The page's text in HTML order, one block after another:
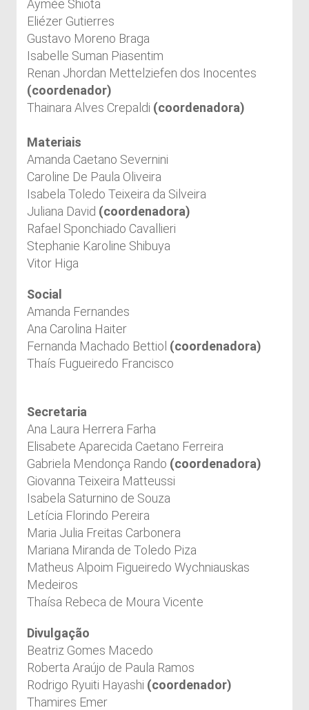
Aymée Shiota
Eliézer Gutierres
Gustavo Moreno Braga
Isabelle Suman Piasentim
Renan Jhordan Mettelziefen dos Inocentes
(coordenador)
Thainara Alves Crepaldi (coordenadora)
Materiais
Amanda Caetano Severnini
Caroline De Paula Oliveira
Isabela Toledo Teixeira da Silveira
Juliana David (coordenadora)
Rafael Sponchiado Cavallieri
Stephanie Karoline Shibuya
Vitor Higa
Social
Amanda Fernandes
Ana Carolina Haiter
Fernanda Machado Bettiol (coordenadora)
Thaís Fugueiredo Francisco
Secretaria
Ana Laura Herrera Farha
Elisabete Aparecida Caetano Ferreira
Gabriela Mendonça Rando (coordenadora)
Giovanna Teixeira Matteussi
Isabela Saturnino de Souza
Letícia Florindo Pereira
Maria Julia Freitas Carbonera
Mariana Miranda de Toledo Piza
Matheus Alpoim Figueiredo Wychniauskas
Medeiros
Thaísa Rebeca de Moura Vicente
Divulgação
Beatriz Gomes Macedo
Roberta Araújo de Paula Ramos
Rodrigo Ryuiti Hayashi (coordenador)
Thamires Emer